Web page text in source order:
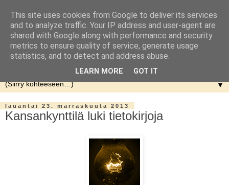
▼
lauantai 23. marraskuuta 2013
Kansankynttilä luki tietokirjoja
This site uses cookies from Google to deliver its services
and to analyze traffic. Your IP address and user-agent are
shared with Google along with performance and security
metrics to ensure quality of service, generate usage
statistics, and to detect and address abuse.
LEARN MORE GOT IT